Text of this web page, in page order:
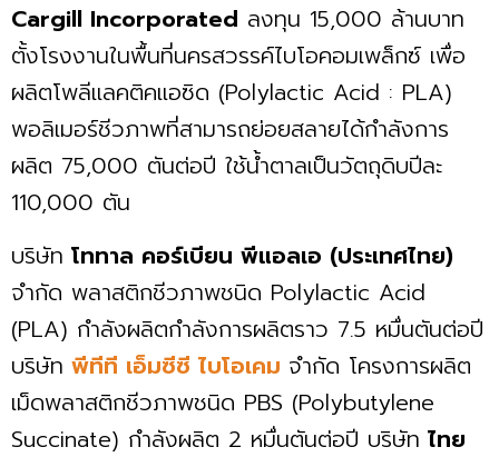
Cargill Incorporated ลงทุน 15,000 ล้านบาท
ตั้งโรงงานในพื้นที่นครสวรรค์ไบโอคอมเพล็กซ์ เพื่อ
ผลิตโพลีแลคติคแอซิด (Polylactic Acid : PLA)
พอลิเมอร์ชีวภาพที่สามารถย่อยสลายได้กำลังการ
ผลิต 75,000 ตันต่อปี ใช้น้ำตาลเป็นวัตถุดิบปีละ
110,000 ตัน
บริษัท โททาล คอร์เบียน พีแอลเอ (ประเทศไทย)
จำกัด พลาสติกชีวภาพชนิด Polylactic Acid
(PLA) กำลังผลิตกำลังการผลิตราว 7.5 หมื่นตันต่อปี
บริษัท พีทีที เอ็มซีซี ไบโอเคม จำกัด โครงการผลิต
เม็ดพลาสติกชีวภาพชนิด PBS (Polybutylene
Succinate) กำลังผลิต 2 หมื่นตันต่อปี บริษัท ไทย